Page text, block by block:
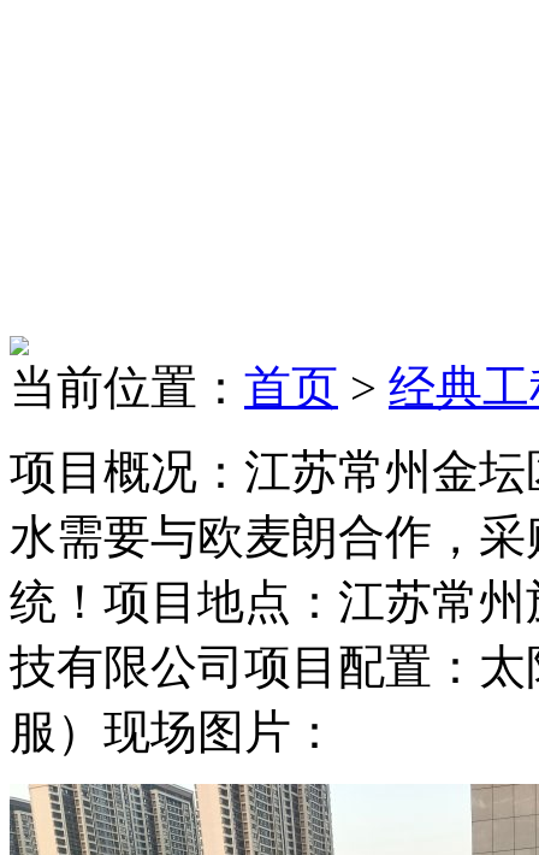
当前位置： 首页 > 经典
项目概况：江苏常州金
水需要与欧麦朗合作，
统！项目地点：江苏常
技有限公司项目配置：
服）现场图片：